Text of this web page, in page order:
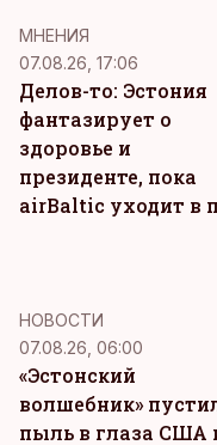
MНЕНИЯ
07.08.26, 17:06
Делов-то: Эстония
фантазирует о
здоровье и
президенте, пока
airBaltic уходит в
НОВОСТИ
07.08.26, 06:00
«Эстонский
волшебник»
пыль в глаза США